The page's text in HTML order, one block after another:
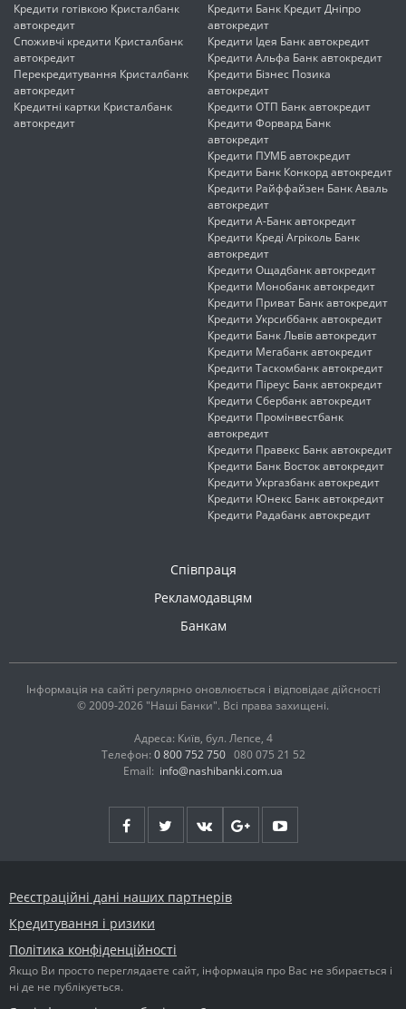
Кредити готівкою Кристалбанк
автокредит
Споживчі кредити Кристалбанк
автокредит
Перекредитування Кристалбанк
автокредит
Кредитні картки Кристалбанк
автокредит
Кредити Банк Кредит Дніпро
автокредит
Кредити Ідея Банк автокредит
Кредити Альфа Банк автокредит
Кредити Бізнес Позика
автокредит
Кредити ОТП Банк автокредит
Кредити Форвард Банк
автокредит
Кредити ПУМБ автокредит
Кредити Банк Конкорд автокредит
Кредити Райффайзен Банк Аваль
автокредит
Кредити А-Банк автокредит
Кредити Креді Агріколь Банк
автокредит
Кредити Ощадбанк автокредит
Кредити Монобанк автокредит
Кредити Приват Банк автокредит
Кредити Укрсиббанк автокредит
Кредити Банк Львів автокредит
Кредити Мегабанк автокредит
Кредити Таскомбанк автокредит
Кредити Піреус Банк автокредит
Кредити Сбербанк автокредит
Кредити Промінвестбанк
автокредит
Кредити Правекс Банк автокредит
Кредити Банк Восток автокредит
Кредити Укргазбанк автокредит
Кредити Юнекс Банк автокредит
Кредити Радабанк автокредит
Співпраця
Рекламодавцям
Банкам
Інформація на сайті регулярно оновлюється і відповідає дійсності
© 2009-2026 "Наші Банки". Всі права захищені.
Адреса: Київ, бул. Лепсе, 4
Телефон: 0 800 752 750 080 075 21 52
Email: info@nashibanki.com.ua
Реєстраційні дані наших партнерів
Кредитування і ризики
Політика конфіденційності
Якщо Ви просто переглядаєте сайт, інформація про Вас не збирається і
ні де не публікується.